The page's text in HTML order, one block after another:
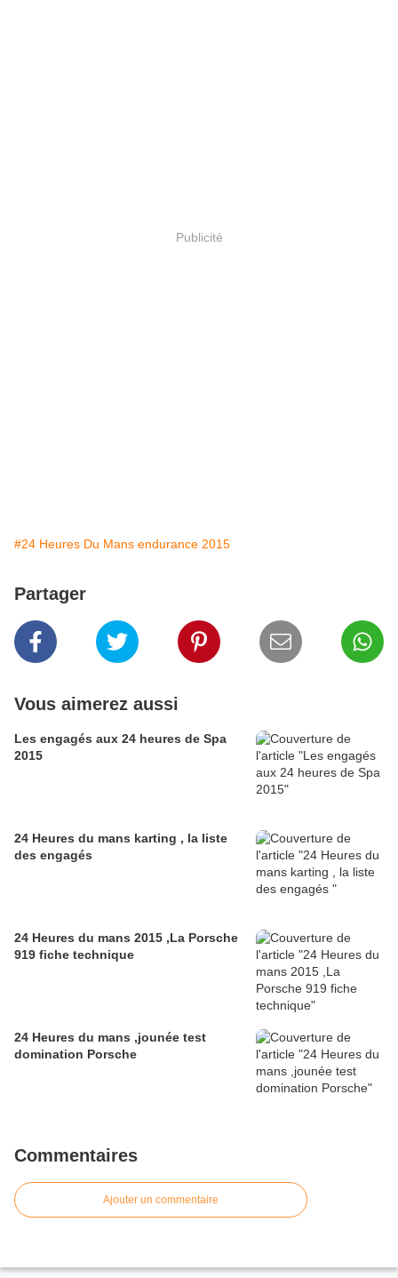
Publicité
#24 Heures Du Mans endurance 2015
Partager
Vous aimerez aussi
Les engagés aux 24 heures de Spa
2015
24 Heures du mans karting , la liste
des engagés
24 Heures du mans 2015 ,La Porsche
919 fiche technique
24 Heures du mans ,jounée test
domination Porsche
Commentaires
Ajouter un commentaire